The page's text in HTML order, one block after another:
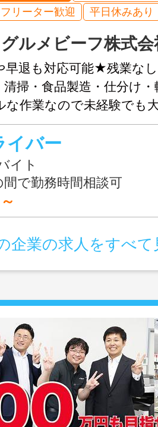
リーター歓迎
平日休みあり
ルメビーフ株式会
退も対応可能★残業な
清掃・食品製造・仕分け
な作業なので未経験でも
い♪
イバー
イト
で勤務時間相談可
企業の求人をすべて